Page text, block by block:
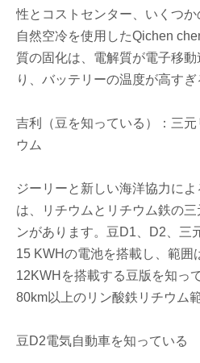
性とコストセンター、いくつか
自然空冷を使用したQichen
質の固化は、電解質が電子移
り、バッテリーの温度が高すぎ
吉利（豆を知っている）：三
ウム
ジーリーと新しい海洋協力に
は、リチウムとリチウム鉄の
ンがあります。豆D1、D2、三
15 KWHの電池を搭載し、範囲
12KWHを搭載する豆版を知っ
80km以上のリン酸鉄リチウム範
豆D2電気自動車を知っている